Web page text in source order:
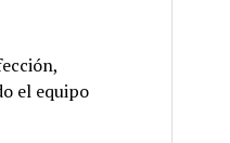
el equipo